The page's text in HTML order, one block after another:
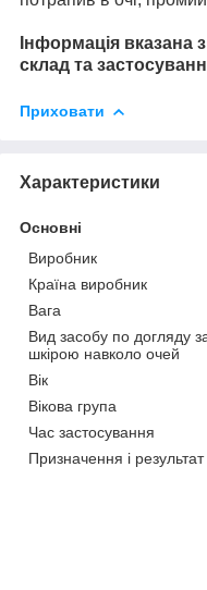
Інформація
склад та
Приховати
Характеристики
Основні
Виробник
Країна виробник
Вага
Вид засобу по догляду
шкірою навколо очей
Вік
Вікова група
Час застосування
Призначення і результат